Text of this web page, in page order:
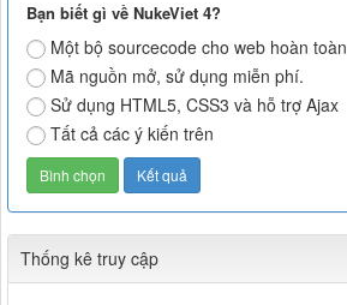
Bạn biết gì về NukeViet 4?
Một bộ sourcecode cho web hoàn
Mã nguồn mở, sử dụng miễn phí.
Sử dụng HTML5, CSS3 và hỗ trợ Ajax
Tất cả các ý kiến trên
Thống kê truy cập